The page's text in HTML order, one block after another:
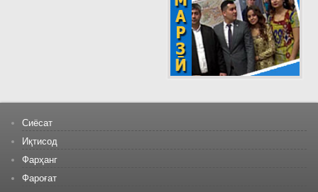
Сиёсат
Иқтисод
Фарҳанг
Фароғат